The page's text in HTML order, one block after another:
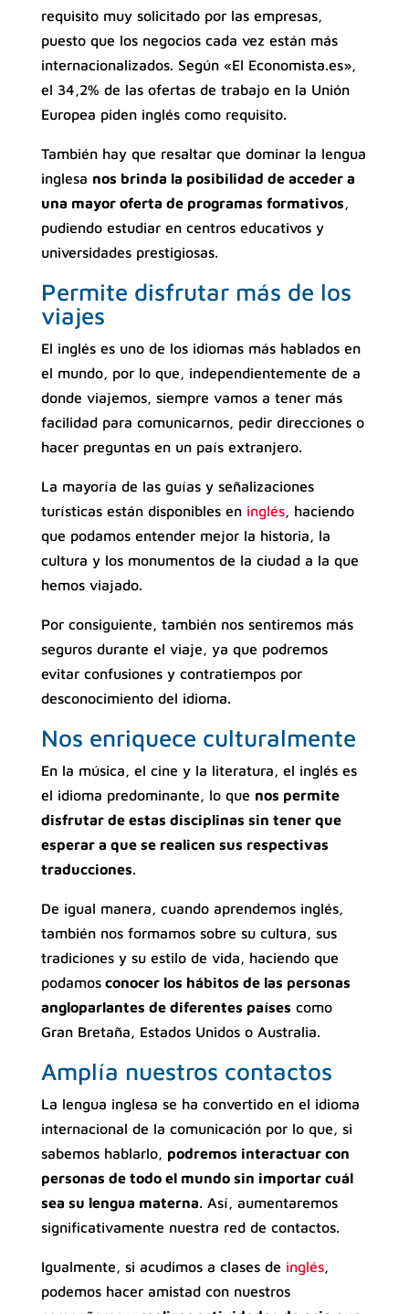
requisito muy solicitado por las empresas,
puesto que los negocios cada vez están más
internacionalizados. Según «El Economista.es»,
el 34,2% de las ofertas de trabajo en la Unión
Europea piden inglés como requisito.
También hay que resaltar que dominar la lengua
inglesa nos brinda la posibilidad de acceder a
una mayor oferta de programas formativos,
pudiendo estudiar en centros educativos y
universidades prestigiosas.
Permite disfrutar más de los
viajes
El inglés es uno de los idiomas más hablados en
el mundo, por lo que, independientemente de a
donde viajemos, siempre vamos a tener más
facilidad para comunicarnos, pedir direcciones o
hacer preguntas en un país extranjero.
La mayoría de las guías y señalizaciones
turísticas están disponibles en inglés, haciendo
que podamos entender mejor la historia, la
cultura y los monumentos de la ciudad a la que
hemos viajado.
Por consiguiente, también nos sentiremos más
seguros durante el viaje, ya que podremos
evitar confusiones y contratiempos por
desconocimiento del idioma.
Nos enriquece culturalmente
En la música, el cine y la literatura, el inglés es
el idioma predominante, lo que nos permite
disfrutar de estas disciplinas sin tener que
esperar a que se realicen sus respectivas
traducciones.
De igual manera, cuando aprendemos inglés,
también nos formamos sobre su cultura, sus
tradiciones y su estilo de vida, haciendo que
podamosconocer los hábitos de las personas
angloparlantes de diferentes países como
Gran Bretaña, Estados Unidos o Australia.
Amplía nuestros contactos
La lengua inglesa se ha convertido en el idioma
internacional de la comunicación por lo que, si
sabemos hablarlo, podremos interactuar con
personas de todo el mundo sin importar cuál
sea su lengua materna. Así, aumentaremos
significativamente nuestra red de contactos.
Igualmente, si acudimos a clases de inglés,
podemos hacer amistad con nuestros